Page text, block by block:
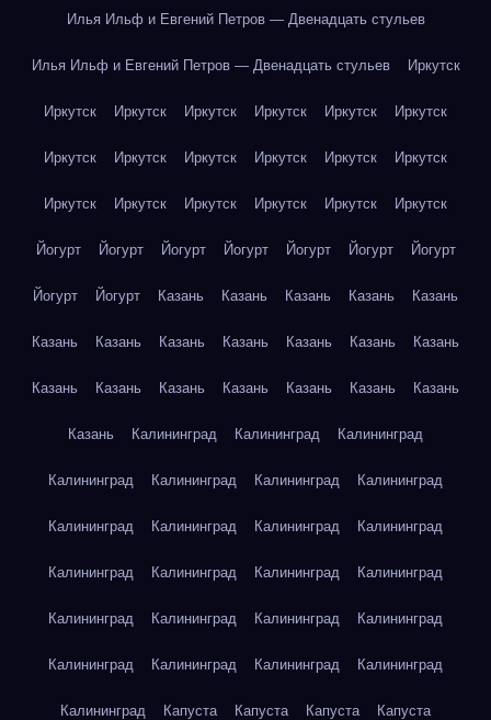
Илья Ильф и Евгений Петров — Двенадцать стульев
Илья Ильф и Евгений Петров — Двенадцать стульев Иркутск
Иркутск Иркутск Иркутск Иркутск Иркутск Иркутск
Иркутск Иркутск Иркутск Иркутск Иркутск Иркутск
Иркутск Иркутск Иркутск Иркутск Иркутск Иркутск
Йогурт Йогурт Йогурт Йогурт Йогурт Йогурт Йогурт
Йогурт Йогурт Казань Казань Казань Казань Казань
Казань Казань Казань Казань Казань Казань Казань
Казань Казань Казань Казань Казань Казань Казань
Казань Калининград Калининград Калининград
Калининград Калининград Калининград Калининград
Калининград Калининград Калининград Калининград
Калининград Калининград Калининград Калининград
Калининград Калининград Калининград Калининград
Калининград Калининград Калининград Калининград
Калининград Капуста Капуста Капуста Капуста